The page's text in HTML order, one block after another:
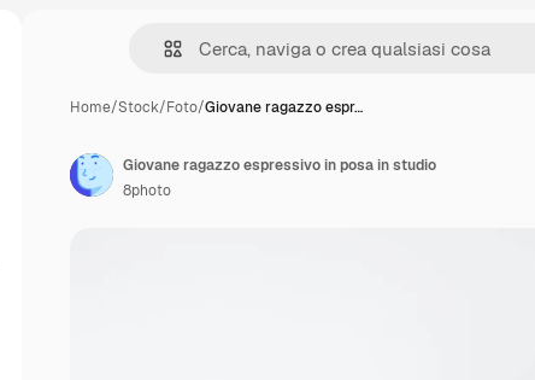
Home/Stock/Foto/Giovane ragazzo espr…
Giovane ragazzo espressivo in posa in studio
8photo